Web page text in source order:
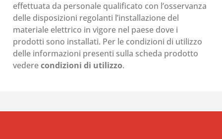
effettuata da personale qualificato con l’osservanza
delle disposizioni regolanti l’installazione del
materiale elettrico in vigore nel paese dove i
prodotti sono installati. Per le condizioni di utilizzo
delle informazioni presenti sulla scheda prodotto
vederecondizioni di utilizzo.